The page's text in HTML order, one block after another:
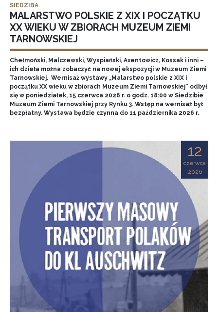
SIEDZIBA
MALARSTWO POLSKIE Z XIX I POCZĄTKU
XX WIEKU W ZBIORACH MUZEUM ZIEMI
TARNOWSKIEJ
Chełmoński, Malczewski, Wyspiański, Axentowicz, Kossak i inni –
ich dzieła można zobaczyć na nowej ekspozycji w Muzeum Ziemi
Tarnowskiej. Wernisaż wystawy „Malarstwo polskie z XIX i
początku XX wieku w zbiorach Muzeum Ziemi Tarnowskiej” odbył
się w poniedziałek, 15 czerwca 2026 r. o godz. 18:00 w Siedzibie
Muzeum Ziemi Tarnowskiej przy Rynku 3. Wstęp na wernisaż był
bezpłatny. Wystawa będzie czynna do 11 października 2026 r.
12
czerwca
2026